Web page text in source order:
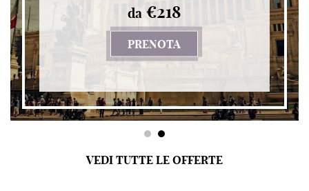
da €218
PRENOTA - 20% DI SCONTO
VEDI TUTTE LE OFFERTE